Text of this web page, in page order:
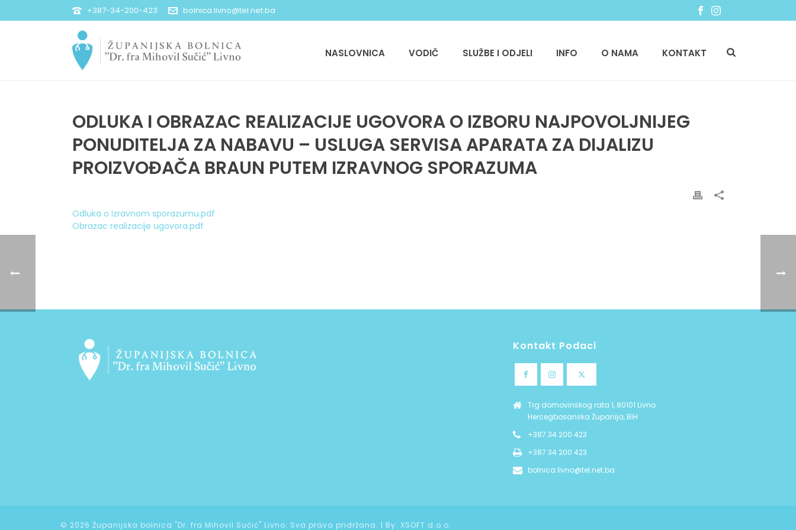
+387-34-200-423 bolnica.livno@tel.net.ba
NASLOVNICA VODIČ SLUŽBE I ODJELI INFO O NAMA KONTAKT
ODLUKA I OBRAZAC REALIZACIJE UGOVORA O IZBORU NAJPOVOLJNIJEG
PONUDITELJA ZA NABAVU – USLUGA SERVISA APARATA ZA DIJALIZU
PROIZVOĐAČA BRAUN PUTEM IZRAVNOG SPORAZUMA
Odluka o izravnom sporazumu.pdf
Obrazac realizacije ugovora.pdf
Kontakt Podaci
Trg domovinskog rata 1, 80101 Livno
Hercegbosanska Županija, BiH
+387 34 200 423
+387 34 200 423
bolnica.livno@tel.net.ba
© 2026 Županijska bolnica "Dr. fra Mihovil Sučić" Livno. Sva prava pridržana. | By: XSOFT d.o.o.